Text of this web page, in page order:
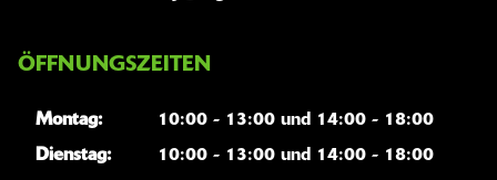
ÖFFNUNGSZEITEN
Montag:
10:00 - 13:00 und 14:00 - 18:00
Dienstag:
10:00 - 13:00 und 14:00 - 18:00